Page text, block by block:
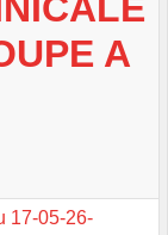
A
17-05-26-